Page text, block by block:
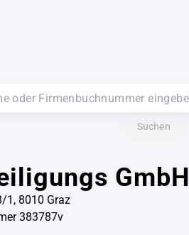
Suchen
GmbH
1, 8010 Graz
383787v